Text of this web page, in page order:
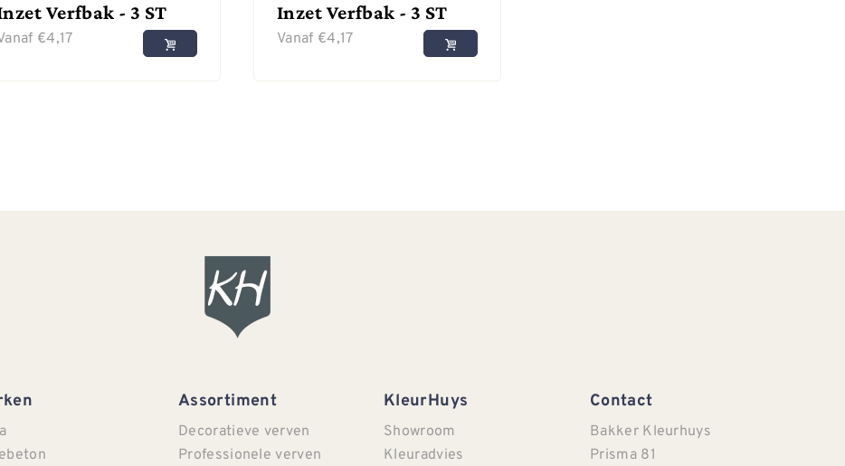
Verfbak - 3 ST
€4,17
Inzet Verfbak - 3 ST
Vanaf €4,17
Assortiment
Decoratieve verven
Professionele verven
KleurHuys
Showroom
Kleuradvies
Contact
Bakker Kleurhuys
Prisma 81